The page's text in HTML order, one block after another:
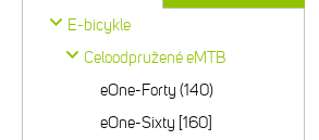
E-bicykle
Celoodpružené eMTB
eOne-Forty (140)
eOne-Sixty [160]